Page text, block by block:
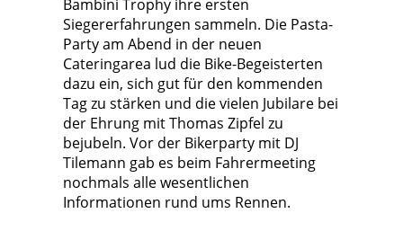
Bambini Trophy ihre ersten
Siegererfahrungen sammeln. Die Pasta-
Party am Abend in der neuen
Cateringarea lud die Bike-Begeisterten
dazu ein, sich gut für den kommenden
Tag zu stärken und die vielen Jubilare bei
der Ehrung mit Thomas Zipfel zu
bejubeln. Vor der Bikerparty mit DJ
Tilemann gab es beim Fahrermeeting
nochmals alle wesentlichen
Informationen rund ums Rennen.